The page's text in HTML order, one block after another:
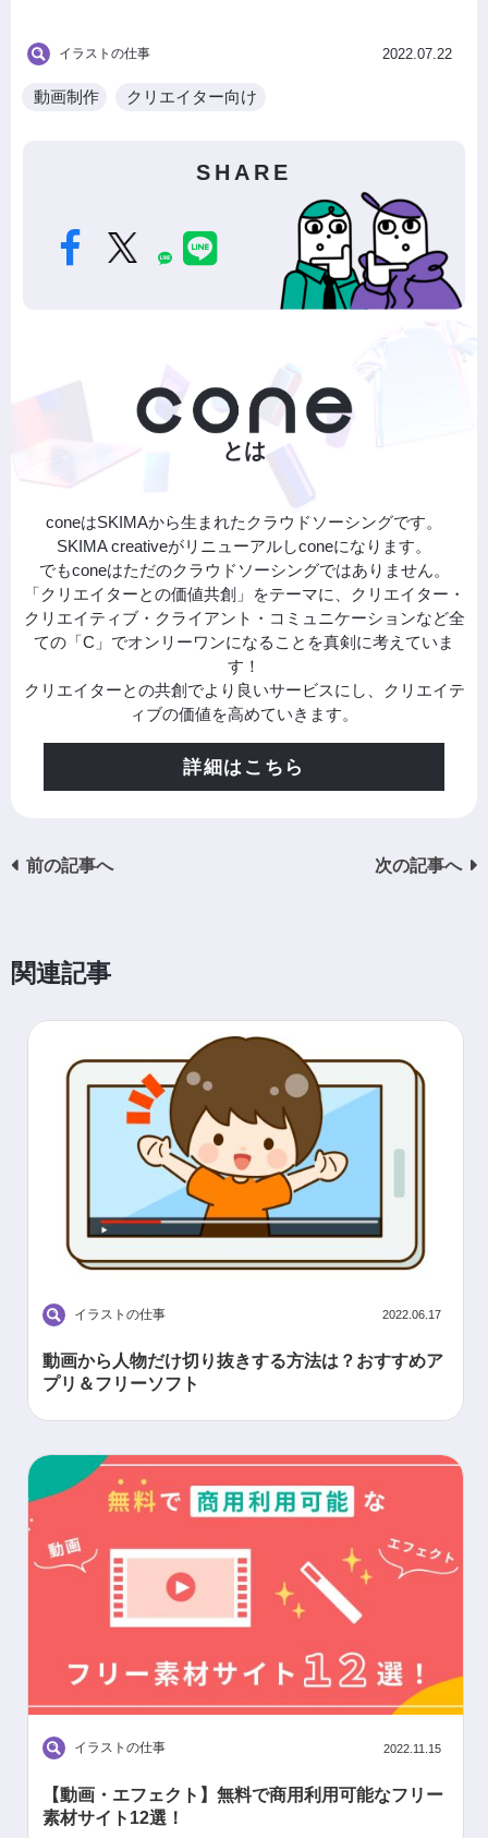
イラストの仕事 2022.07.22
動画制作 クリエイター向け
SHARE
とは
coneはSKIMAから生まれたクラウドソーシングです。
SKIMA creativeがリニューアルしconeになります。
でもconeはただのクラウドソーシングではありません。
「クリエイターとの価値共創」をテーマに、クリエイター・
クリエイティブ・クライアント・コミュニケーションなど全
ての「C」でオンリーワンになることを真剣に考えていま
す！
クリエイターとの共創でより良いサービスにし、クリエイテ
ィブの価値を高めていきます。
詳細はこちら
前の記事へ 次の記事へ
関連記事
イラストの仕事 2022.06.17
動画から人物だけ切り抜きする方法は？おすすめア
プリ＆フリーソフト
イラストの仕事 2022.11.15
【動画・エフェクト】無料で商用利用可能なフリー
素材サイト12選！